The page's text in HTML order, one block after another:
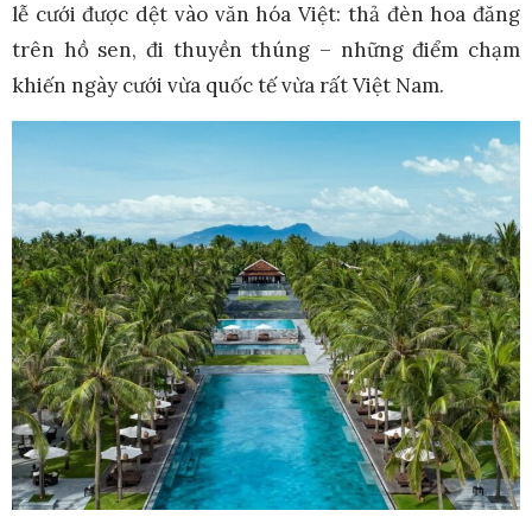
lễ cưới được dệt vào văn hóa Việt: thả đèn hoa đăng
trên hồ sen, đi thuyền thúng – những điểm chạm
khiến ngày cưới vừa quốc tế vừa rất Việt Nam.